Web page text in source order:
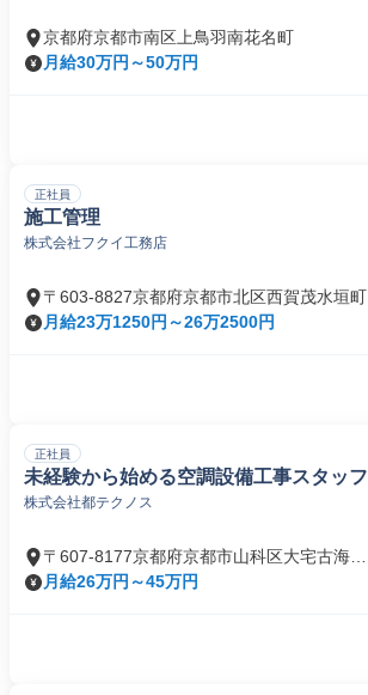
京都府京都市南区上鳥羽南花名町
月給30万円～50万円
正社員
施工管理
株式会社フクイ工務店
〒603-8827京都府京都市北区西賀茂水垣町
月給23万1250円～26万2500円
正社員
未経験から始める空調設備工事スタッフ
株式会社都テクノス
〒607-8177京都府京都市山科区大宅古海道
町
月給26万円～45万円